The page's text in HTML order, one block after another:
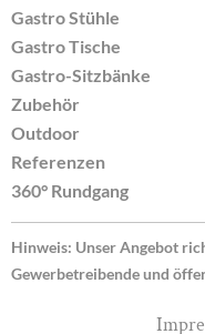
Gastro Stühle
Gastro Tische
Gastro-Sitzbänke
Zubehör
Outdoor
Referenzen
360° Rundgang
Hinweis: Unser Angebot
Gewerbetreibende und